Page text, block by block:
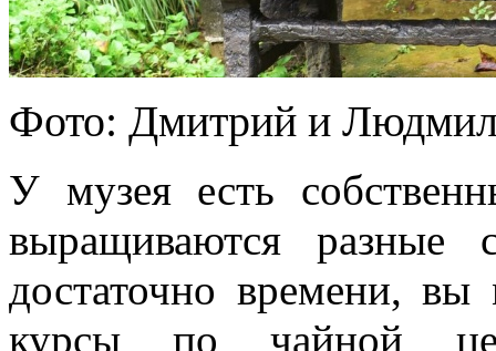
Фото: Дмитрий и
У музея есть
выращиваются
достаточно времени, вы
курсы по чайной